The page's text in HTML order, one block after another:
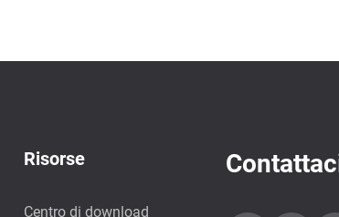
Risorse
Centro di download